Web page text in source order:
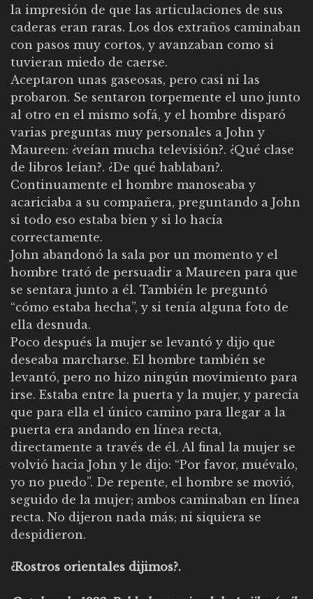
la impresión de que las articulaciones de sus
caderas eran raras. Los dos extraños caminaban
con pasos muy cortos, y avanzaban como si
tuvieran miedo de caerse.
Aceptaron unas gaseosas, pero casi ni las
probaron. Se sentaron torpemente el uno junto
al otro en el mismo sofá, y el hombre disparó
varias preguntas muy personales a John y
Maureen: ¿veían mucha televisión?. ¿Qué clase
de libros leían?. ¿De qué hablaban?.
Continuamente el hombre manoseaba y
acariciaba a su compañera, preguntando a John
si todo eso estaba bien y si lo hacía
correctamente.
John abandonó la sala por un momento y el
hombre trató de persuadir a Maureen para que
se sentara junto a él. También le preguntó
“cómo estaba hecha”, y si tenía alguna foto de
ella desnuda.
Poco después la mujer se levantó y dijo que
deseaba marcharse. El hombre también se
levantó, pero no hizo ningún movimiento para
irse. Estaba entre la puerta y la mujer, y parecía
que para ella el único camino para llegar a la
puerta era andando en línea recta,
directamente a través de él. Al final la mujer se
volvió hacia John y le dijo: “Por favor, muévalo,
yo no puedo”. De repente, el hombre se movió,
seguido de la mujer; ambos caminaban en línea
recta. No dijeron nada más; ni siquiera se
despidieron.
¿Rostros orientales dijimos?.